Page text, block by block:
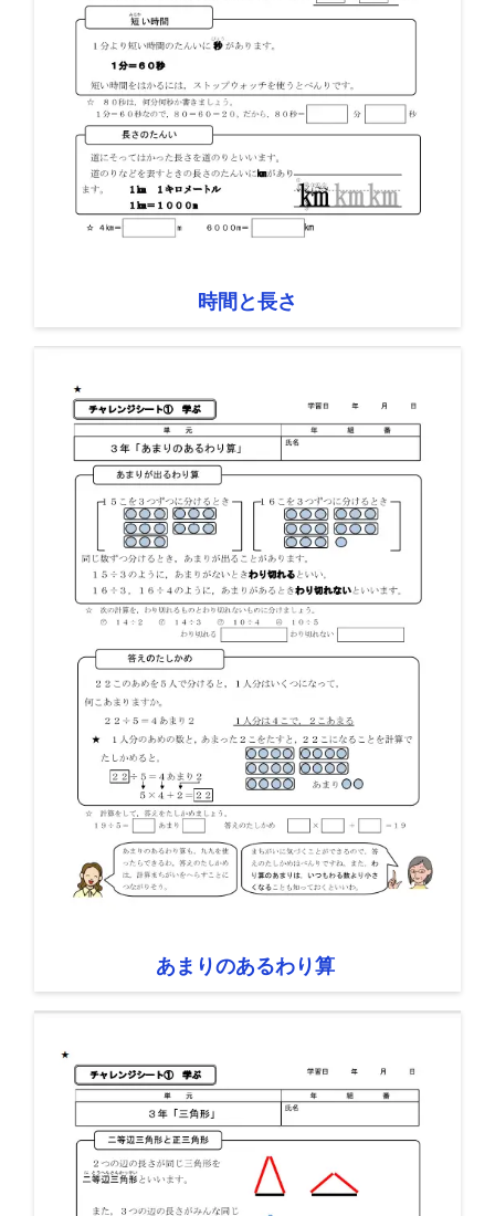
時間と長さ
あまりのあるわり算